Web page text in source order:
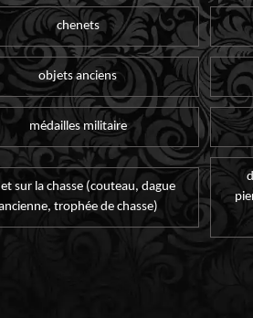
chenets
objets anciens
médailles militaire
sur la chasse (couteau, dague
trophée de chasse)